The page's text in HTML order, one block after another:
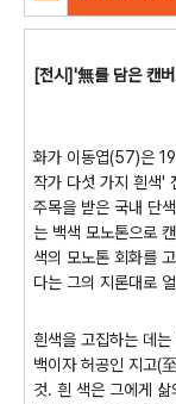
[전시]'無를 담은 캔
화가 이동엽(57)은
작가 다섯 가지 흰색'
주목을 받은 국내 단
는 백색 모노톤으로
색의 모노톤 회화를
다는 그의 지론대로
흰색을 고집하는 데
백이자 허공인 지고(
것. 흰 색은 그에게 삶